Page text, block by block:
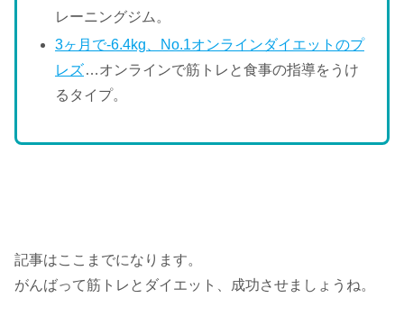
レーニングジム。
3ヶ月で-6.4kg、No.1オンラインダイエットのプ
レズ…オンラインで筋トレと食事の指導をうけ
るタイプ。
記事はここまでになります。
がんばって筋トレとダイエット、成功させましょうね。